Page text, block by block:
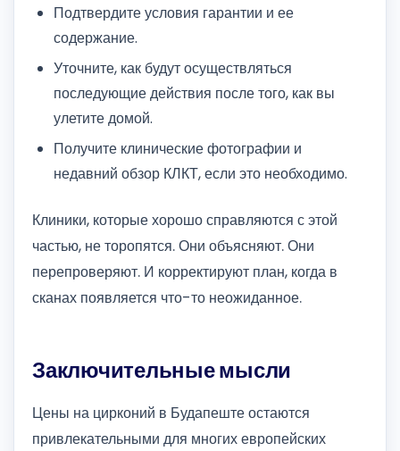
Подтвердите условия гарантии и ее
содержание.
Уточните, как будут осуществляться
последующие действия после того, как вы
улетите домой.
Получите клинические фотографии и
недавний обзор КЛКТ, если это необходимо.
Клиники, которые хорошо справляются с этой
частью, не торопятся. Они объясняют. Они
перепроверяют. И корректируют план, когда в
сканах появляется что-то неожиданное.
Заключительные мысли
Цены на цирконий в Будапеште остаются
привлекательными для многих европейских